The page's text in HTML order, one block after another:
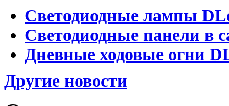
Светодиодные лампы
Светодиодные панели в
Дневные ходовые огни
Другие новости